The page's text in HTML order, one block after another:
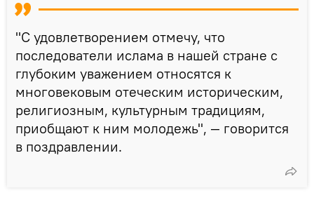
"С удовлетворением отмечу, что
последователи ислама в нашей стране с
глубоким уважением относятся к
многовековым отеческим историческим,
религиозным, культурным традициям,
приобщают к ним молодежь", — говорится
в поздравлении.